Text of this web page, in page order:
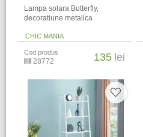
Lampa solara Butterfly,
decoratiune metalica
CHIC MANIA
Cod produs
28772 135 lei